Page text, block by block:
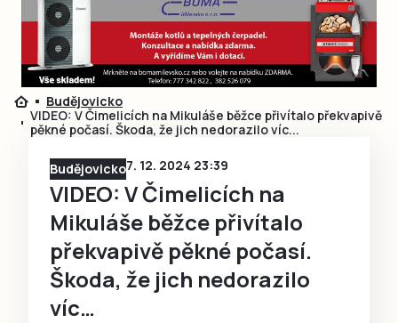
Budějovicko
VIDEO: V Čimelicích na Mikuláše běžce přivítalo překvapivě
pěkné počasí. Škoda, že jich nedorazilo víc...
Budějovicko7. 12. 2024 23:39
VIDEO: V Čimelicích na
Mikuláše běžce přivítalo
překvapivě pěkné počasí.
Škoda, že jich nedorazilo
víc…